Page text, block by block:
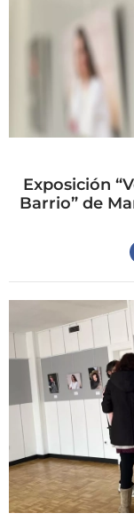
Exposición
Barrio” de